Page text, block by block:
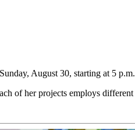
August 30, starting at 5
of her projects employs